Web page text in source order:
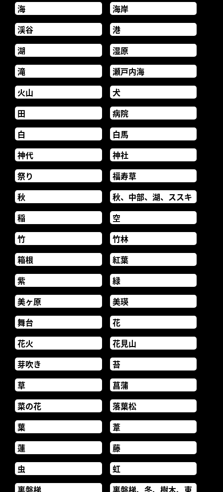
海
海岸
渓谷
港
湖
湿原
滝
瀬戸内海
火山
犬
田
病院
白
白馬
神代
神社
祭り
福寿草
秋
秋、中部、湖、ススキ
稲
空
竹
竹林
箱根
紅葉
紫
緑
美ヶ原
美瑛
舞台
花
花火
花見山
芽吹き
苔
草
菖蒲
菜の花
落葉松
葉
葦
蓮
藤
虫
虹